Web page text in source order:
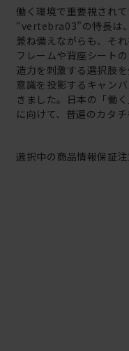
働く環境で重要視され
“vertebra03”の特長は
兼ね備えながらも、そ
フレームや背座シート
造力を刺激する選択肢
意識を投影するキャン
きました。日本の「働
に向けて、普遍のカタチ
選択中の商品情報保証